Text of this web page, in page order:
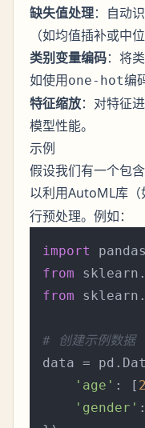
缺失值处理：自动
（如均值插补或中
类别变量编码：将
如使用one-hot编
特征缩放：对特征
模型性能。
示例
假设我们有一个包
以利用AutoML库（
行预处理。例如：
import
from
from
# 创建示例数据
data =
'age' : [
'gender'